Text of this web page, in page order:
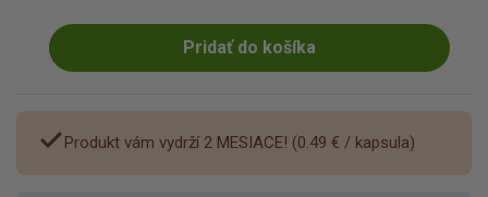
Pridať do košíka
Produkt vám vydrží 2 MESIACE! (0.49 € / kapsula)